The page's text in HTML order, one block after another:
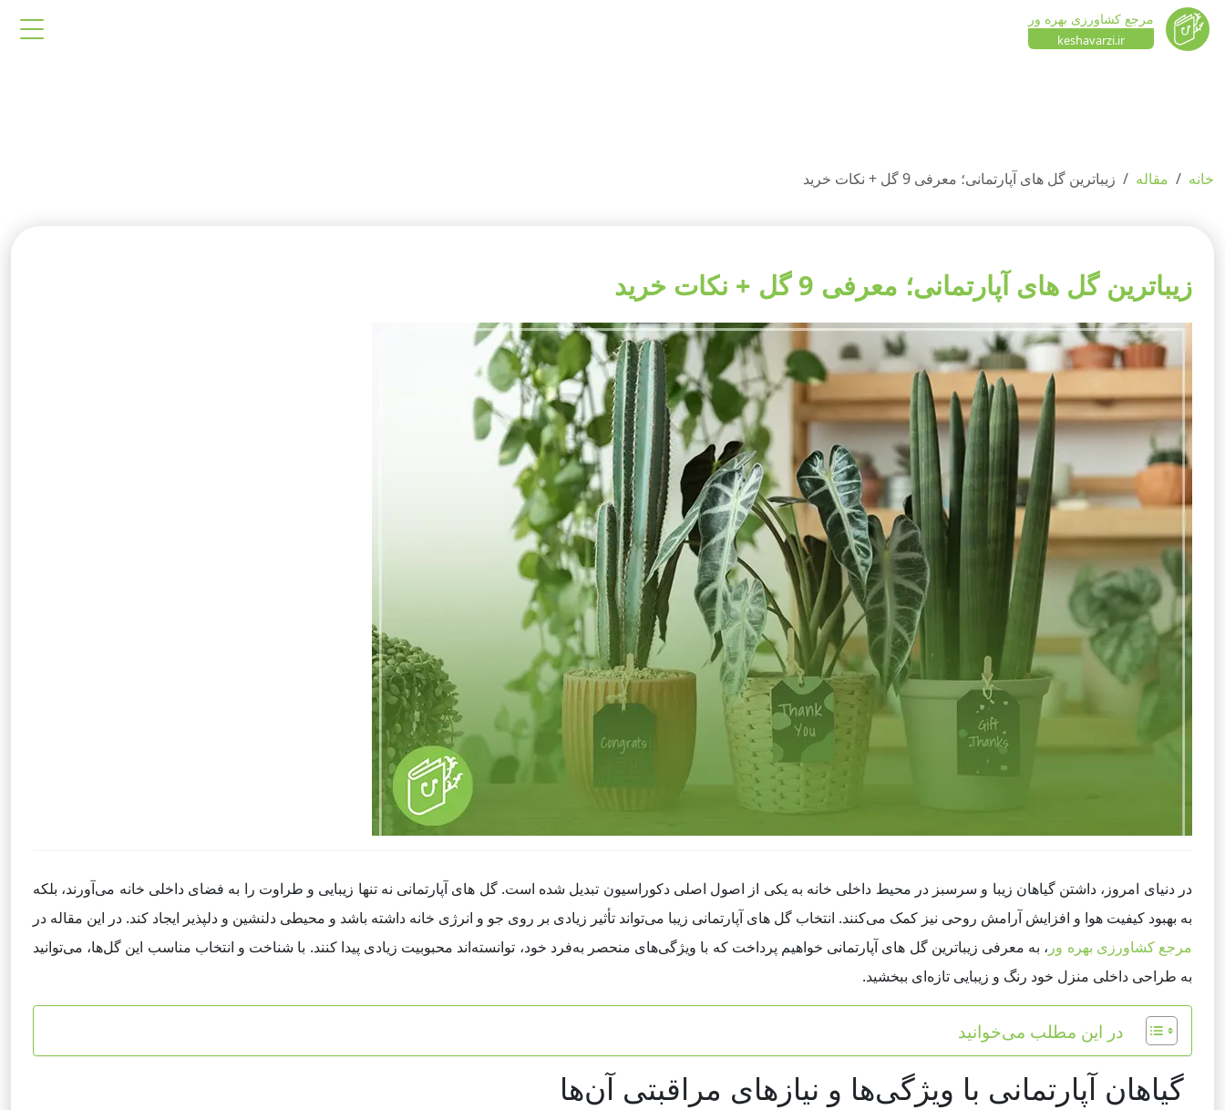
مرجع کشاورزی بهره ور
keshavarzi.ir
خانه مقاله زیباترین گل های آپارتمانی؛ معرفی 9 گل + نکات خرید
زیباترین گل های آپارتمانی؛ معرفی 9 گل + نکات خرید
در دنیای امروز، داشتن گیاهان زیبا و سرسبز در محیط داخلی خانه به یکی از اصول اصلی دکوراسیون تبدیل شده است. گل های آپارتمانی نه تنها زیبایی و طراوت را به فضای داخلی خانه می‌آورند، بلکه
به بهبود کیفیت هوا و افزایش آرامش روحی نیز کمک می‌کنند. انتخاب گل های آپارتمانی زیبا می‌تواند تأثیر زیادی بر روی جو و انرژی خانه داشته باشد و محیطی دلنشین و دلپذیر ایجاد کند. در این مقاله در
مرجع کشاورزی بهره ور ، به معرفی زیباترین گل های آپارتمانی خواهیم پرداخت که با ویژگی‌های منحصر به‌فرد خود، توانسته‌اند محبوبیت زیادی پیدا کنند. با شناخت و انتخاب مناسب این گل‌ها، می‌توانید
به طراحی داخلی منزل خود رنگ و زیبایی تازه‌ای ببخشید.
در این مطلب می‌خوانید
گیاهان آپارتمانی با ویژگی‌ها و نیازهای مراقبتی آن‌ها